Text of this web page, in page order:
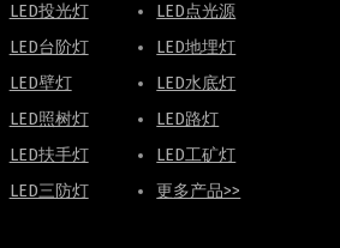
LED投光灯
LED点光源
LED台阶灯
LED地埋灯
LED壁灯
LED水底灯
LED照树灯
LED路灯
LED扶手灯
LED工矿灯
LED三防灯 更多产品>>